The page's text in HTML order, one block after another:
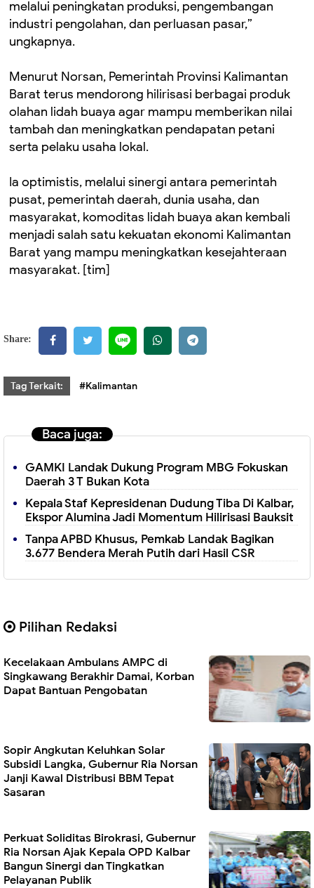
melalui peningkatan produksi, pengembangan
industri pengolahan, dan perluasan pasar,”
ungkapnya.
Menurut Norsan, Pemerintah Provinsi Kalimantan
Barat terus mendorong hilirisasi berbagai produk
olahan lidah buaya agar mampu memberikan nilai
tambah dan meningkatkan pendapatan petani
serta pelaku usaha lokal.
Ia optimistis, melalui sinergi antara pemerintah
pusat, pemerintah daerah, dunia usaha, dan
masyarakat, komoditas lidah buaya akan kembali
menjadi salah satu kekuatan ekonomi Kalimantan
Barat yang mampu meningkatkan kesejahteraan
masyarakat. [tim]
Share:
Tag Terkait: #Kalimantan
Baca juga:
GAMKI Landak Dukung Program MBG Fokuskan
Daerah 3 T Bukan Kota
Kepala Staf Kepresidenan Dudung Tiba Di Kalbar,
Ekspor Alumina Jadi Momentum Hilirisasi Bauksit
Tanpa APBD Khusus, Pemkab Landak Bagikan
3.677 Bendera Merah Putih dari Hasil CSR
Pilihan Redaksi
Kecelakaan Ambulans AMPC di
Singkawang Berakhir Damai, Korban
Dapat Bantuan Pengobatan
Sopir Angkutan Keluhkan Solar
Subsidi Langka, Gubernur Ria Norsan
Janji Kawal Distribusi BBM Tepat
Sasaran
Perkuat Soliditas Birokrasi, Gubernur
Ria Norsan Ajak Kepala OPD Kalbar
Bangun Sinergi dan Tingkatkan
Pelayanan Publik